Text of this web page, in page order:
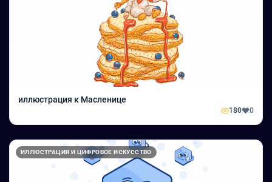
иллюстрация к Масленице
180 0
ИЛЛЮСТРАЦИЯ И ЦИФРОВОЕ ИСКУССТВО